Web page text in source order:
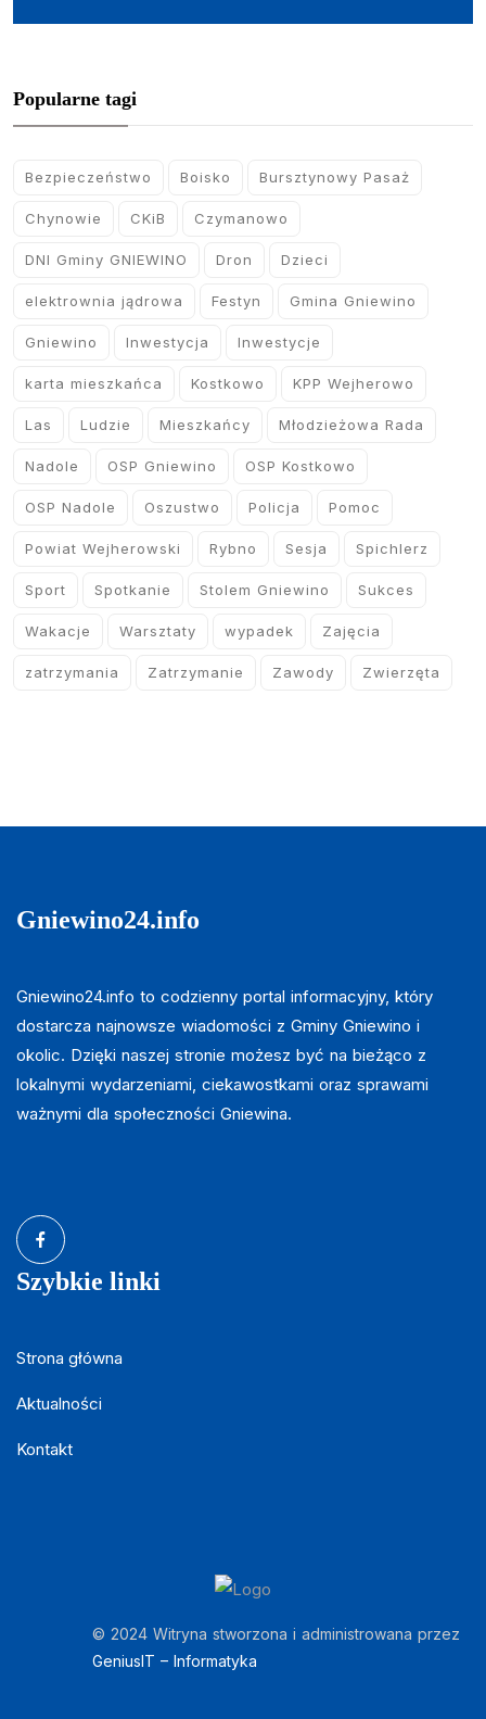
Popularne tagi
Bezpieczeństwo Boisko Bursztynowy Pasaż
Chynowie CKiB Czymanowo
DNI Gminy GNIEWINO Dron Dzieci
elektrownia jądrowa Festyn Gmina Gniewino
Gniewino Inwestycja Inwestycje
karta mieszkańca Kostkowo KPP Wejherowo
Las Ludzie Mieszkańcy Młodzieżowa Rada
Nadole OSP Gniewino OSP Kostkowo
OSP Nadole Oszustwo Policja Pomoc
Powiat Wejherowski Rybno Sesja Spichlerz
Sport Spotkanie Stolem Gniewino Sukces
Wakacje Warsztaty wypadek Zajęcia
zatrzymania Zatrzymanie Zawody Zwierzęta
Gniewino24.info
Gniewino24.info to codzienny portal informacyjny, który
dostarcza najnowsze wiadomości z Gminy Gniewino i
okolic. Dzięki naszej stronie możesz być na bieżąco z
lokalnymi wydarzeniami, ciekawostkami oraz sprawami
ważnymi dla społeczności Gniewina.
Szybkie linki
Strona główna
Aktualności
Kontakt
© 2024 Witryna stworzona i administrowana przez
GeniusIT – Informatyka